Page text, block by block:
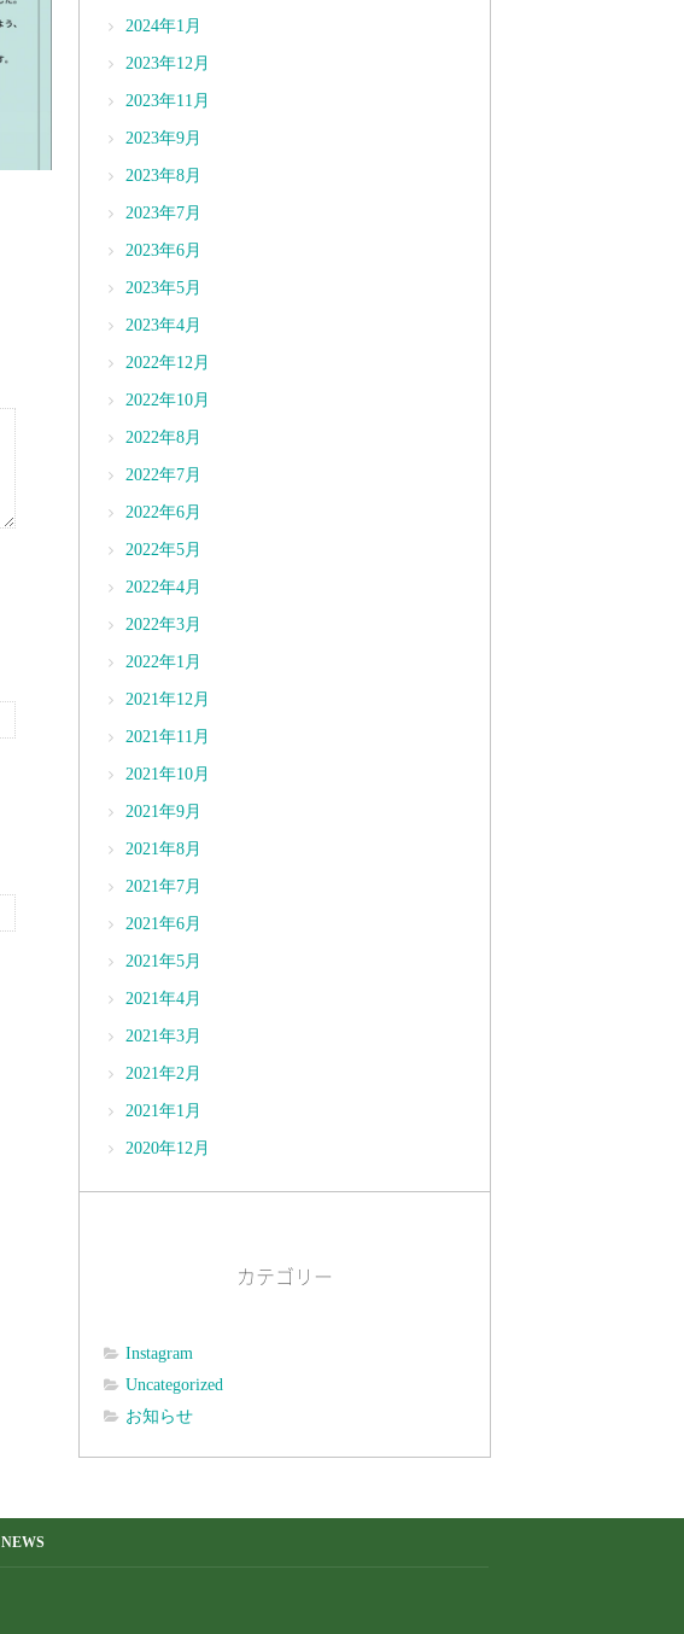
2024年1月
2023年12月
2023年11月
2023年9月
2023年8月
2023年7月
2023年6月
2023年5月
2023年4月
2022年12月
2022年10月
2022年8月
2022年7月
2022年6月
2022年5月
2022年4月
2022年3月
2022年1月
2021年12月
2021年11月
2021年10月
2021年9月
2021年8月
2021年7月
2021年6月
2021年5月
2021年4月
2021年3月
2021年2月
2021年1月
2020年12月
カテゴリー
Instagram
Uncategorized
お知らせ
NEWS